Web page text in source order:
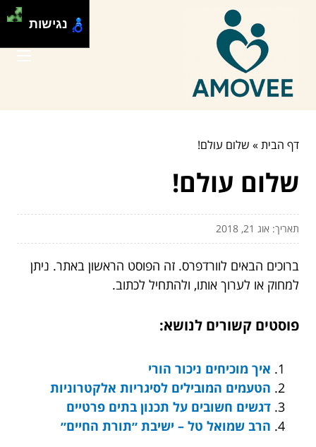
דף הבית» שלום עולם!
שלום עולם!
תאריך: אוג 21, 2018
ברוכים הבאים לוורדפרס. זה הפוסט הראשון באתר. ניתן
למחוק או לערוך אותו, ולהתחיל לכתוב.
פוסטים קשורים לנושא:
איך מוכיחים ניכור הורי
הטעמים המובילים לסיגריות אלקטרוניות
דגשים חשובים על תכנון בתים פרטיים
הרב שמואל טל – ישיבת ״תורת החיים״
נגישות